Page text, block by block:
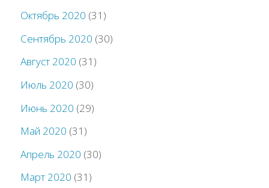
Октябрь 2020 (31)
Сентябрь 2020 (30)
Август 2020 (31)
Июль 2020 (30)
Июнь 2020 (29)
Май 2020 (31)
Апрель 2020 (30)
Март 2020 (31)